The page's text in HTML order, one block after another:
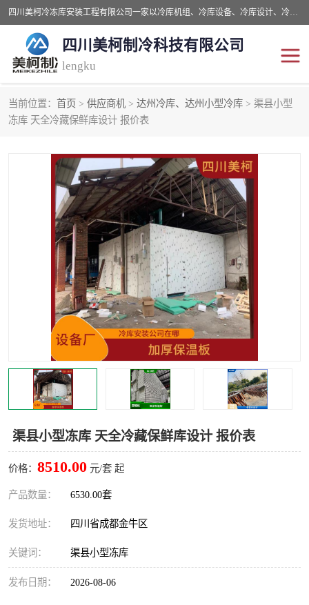
四川美柯冷冻库安装工程有限公司一家以冷库机组、冷库设备、冷库设计、冷冻库设备销售、冷库安装、冻库安装价格及技术服务为一体的综合企业，咨询热线：同等设备材料优惠10% 。公司各种类型安装组合式冷库、冷冻库、冷藏库、气调保鲜库、并提供成套设备供应、安装与调试、维护与维修、技术咨询、操作维修人员技术培训等
四川美柯制冷科技有限公司
lengku
当前位置： 首页 > 供应商机 > 达州冷库、达州小型冷库 > 渠县小型
冻库 天全冷藏保鲜库设计 报价表
渠县小型冻库 天全冷藏保鲜库设计 报价表
价格： 8510.00 元/套 起
产品数量： 6530.00套
发货地址： 四川省成都金牛区
关键词： 渠县小型冻库
发布日期： 2026-08-06
冷库安装，冷库价格
成都冻库，成都冻库价格 绵阳冻库,绵阳保鲜冷库
德阳冻库安装，德阳冷库 广元冻库安装,广元冻库造
价
南充冻库设计,南充冻库安 遂宁冻库
资阳冻库，资阳冻库安装 泸州冻库，泸州冷库
乐山冻库,乐山保鲜冷库 自贡冻库组装
雅安冷库,雅安冻库 攀枝花冻库
烘干冷链 冻库安装，小型冻库造价
内江冷库，内江冻库 宜宾冷库，宜宾冻库设备